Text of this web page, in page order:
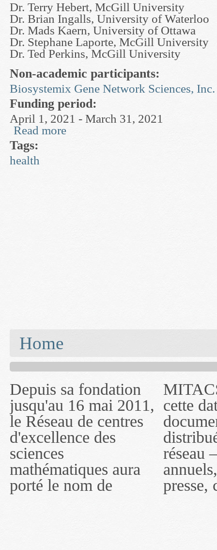
Dr. Terry Hebert, McGill University
Dr. Brian Ingalls, University of Waterloo
Dr. Mads Kaern, University of Ottawa
Dr. Stephane Laporte, McGill University
Dr. Ted Perkins, McGill University
Non-academic participants:
Biosystemix Gene Network Sciences, Inc.
Funding period:
April 1, 2021 - March 31, 2021
Read more
Tags:
health
Home
Depuis sa fondation
jusqu'au 16 mai 2011,
le Réseau de centres
d'excellence des
sciences
mathématiques aura
porté le nom de
MITACS inc. Jusqu'à
cette date, les
documents publiés ou
distribués par ce
réseau — rapports
annuels, coupures de
presse, communiqués
— l'auront désigné
sous le nom de
MITACS inc. À
compter du 16 mai
2011, toutefois, le
réseau portera le nom